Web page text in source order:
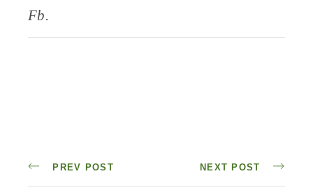
Fb.
PREV POST NEXT POST